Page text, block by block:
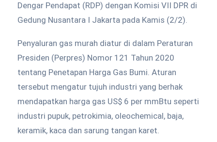
Dengar Pendapat (RDP) dengan Komisi VII DPR di
Gedung Nusantara I Jakarta pada Kamis (2/2).
Penyaluran gas murah diatur di dalam Peraturan
Presiden (Perpres) Nomor 121 Tahun 2020
tentang Penetapan Harga Gas Bumi. Aturan
tersebut mengatur tujuh industri yang berhak
mendapatkan harga gas US$ 6 per mmBtu seperti
industri pupuk, petrokimia, oleochemical, baja,
keramik, kaca dan sarung tangan karet.